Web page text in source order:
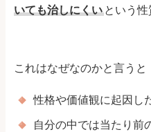
いても治しにくい という性
これはなぜなのかと言うと
性格や価値観に起因し
自分の中では当たり前